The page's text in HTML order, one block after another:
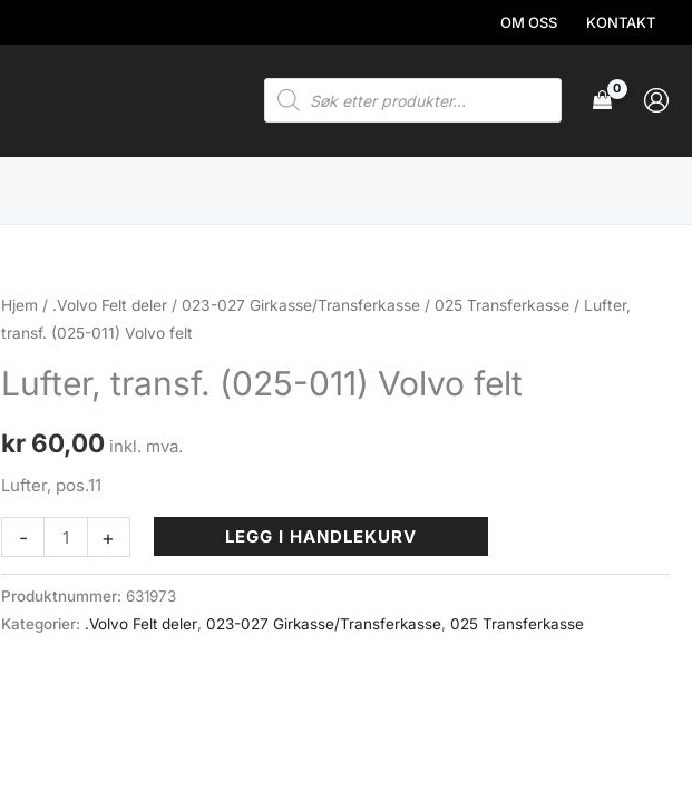
OM OSS KONTAKT
Products
search
Hjem / .Volvo Felt deler / 023-027 Girkasse/Transferkasse / 025 Transferkasse / Lufter,
transf. (025-011) Volvo felt
Lufter, transf. (025-011) Volvo felt
kr 60,00 inkl. mva.
Lufter, pos.11
-
transf.
(025-
011)
+ LEGG I HANDLEKURV
Produktnummer:631973
Kategorier: .Volvo Felt deler,023-027 Girkasse/Transferkasse,025 Transferkasse